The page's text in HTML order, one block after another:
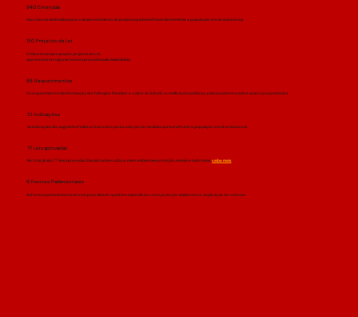
940 Emendas
São valores destinados para o desenvolvimento de projetos que beneficiam diretamente a população em diversas áreas.
130 Projetos de Lei
O Maurici sempre propõe projetos de Lei,
que entram em vigor se forem aprovados pela Assembleia.
86 Requerimentos
Os requerimentos de informação são feitos pra fiscalizar e cobrar do Estado ou instituições públicas, posicionamentos sobre os serviços prestados.
21 Indicações
As indicações são sugestões feitas ao Executivo para a adoção de medidas que beneficiem a população em diversas áreas.
77 Leis aprovadas
No total, já são 77 leis aprovadas. Elas são sobre cultura, meio ambiente e proteção animal e muito mais.saiba mais
9 Frentes Parlamentares
As frentes parlamentares servem para discutir questões específicas, como proteção ambiental ou duplicação de rodovias.